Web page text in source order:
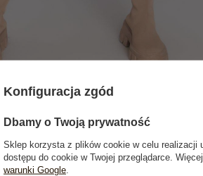
Zwroty i reklamacje Opinie
Konfiguracja zgód
Dbamy o Twoją prywatność
Sklep korzysta z plików cookie w celu realizacji
dostępu do cookie w Twojej przeglądarce.
warunki Google